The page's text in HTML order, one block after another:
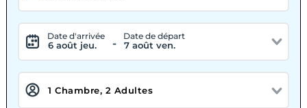
Date d'arrivée
6 août jeu. -
Date de départ
7 août ven.